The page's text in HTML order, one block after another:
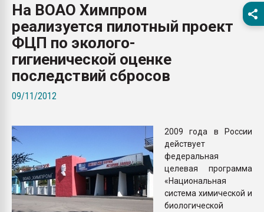
28.07.2026
ситуацией на
На ВОАО Химпром
реализуется пилотный проект
ФЦП по эколого-
гигиенической оценке
последствий сбросов
09/11/2012
2009 года в России
действует
федеральная
целевая программа
«Национальная
система химической и
биологической